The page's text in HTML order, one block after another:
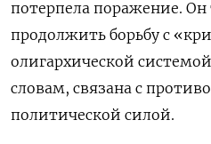
потерпела поражение.
продолжить борьбу с
олигархической
словам, связана с
политической силой.